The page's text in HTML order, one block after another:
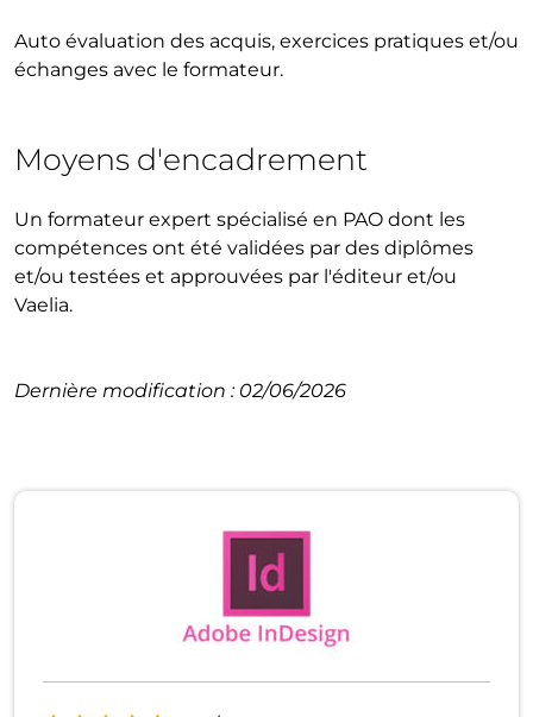
Auto évaluation des acquis, exercices pratiques et/ou
échanges avec le formateur.
Moyens d'encadrement
Un formateur expert spécialisé en PAO dont les
compétences ont été validées par des diplômes
et/ou testées et approuvées par l'éditeur et/ou
Vaelia.
Dernière modification : 02/06/2026